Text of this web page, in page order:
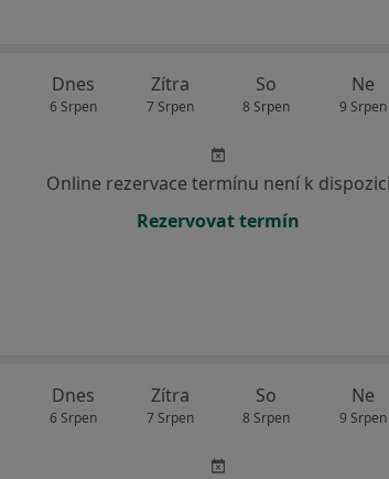
Dnes
6 Srpen
Zítra
7 Srpen
So
8 Srpen
Ne
9 Srpen
Online rezervace termínu není k dispozici
Rezervovat termín
Dnes
6 Srpen
Zítra
7 Srpen
So
8 Srpen
Ne
9 Srpen